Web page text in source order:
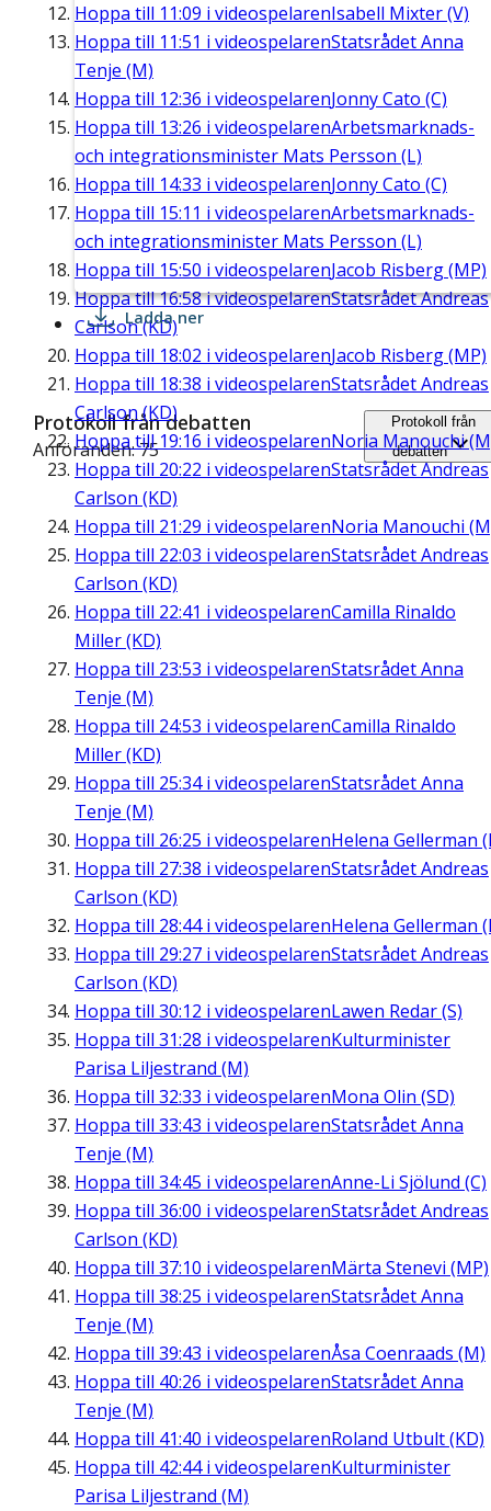
Hoppa till 11:09 i videospelarenIsabell Mixter (V)
Hoppa till 11:51 i videospelarenStatsrådet Anna
Tenje (M)
Hoppa till 12:36 i videospelarenJonny Cato (C)
Hoppa till 13:26 i videospelarenArbetsmarknads-
och integrationsminister Mats Persson (L)
Hoppa till 14:33 i videospelarenJonny Cato (C)
Hoppa till 15:11 i videospelarenArbetsmarknads-
och integrationsminister Mats Persson (L)
Hoppa till 15:50 i videospelarenJacob Risberg (MP)
Hoppa till16:58i videospelarenStatsrådet Andreas
Carlson (KD)
Hoppa till 18:02 i videospelarenJacob Risberg (MP)
Hoppa till 18:38 i videospelarenStatsrådet Andreas
Carlson (KD)
Hoppa till19:16 i videospelarenNoria Manouchi
Hoppa till 20:22 i videospelarenStatsrådet Andreas
Carlson (KD)
Hoppa till 21:29 i videospelarenNoria Manouchi
Hoppa till 22:03 i videospelarenStatsrådet Andreas
Carlson (KD)
Hoppa till 22:41 i videospelarenCamilla Rinaldo
Miller (KD)
Hoppa till 23:53 i videospelarenStatsrådet Anna
Tenje (M)
Hoppa till 24:53 i videospelarenCamilla Rinaldo
Miller (KD)
Hoppa till 25:34i videospelarenStatsrådet Anna
Tenje (M)
Hoppa till 26:25 i videospelarenHelena Gellerman
Hoppa till 27:38 i videospelarenStatsrådet Andreas
Carlson (KD)
Hoppa till 28:44i videospelarenHelena Gellerman
Hoppa till 29:27 i videospelarenStatsrådet Andreas
Carlson (KD)
Hoppa till 30:12 i videospelarenLawen Redar (S)
Hoppa till 31:28 i videospelarenKulturminister
Parisa Liljestrand (M)
Hoppa till 32:33 i videospelarenMona Olin (SD)
Hoppa till 33:43 i videospelarenStatsrådet Anna
Tenje (M)
Hoppa till 34:45 i videospelarenAnne-Li Sjölund (C)
Hoppa till 36:00 i videospelarenStatsrådet Andreas
Carlson (KD)
Hoppa till 37:10 i videospelarenMärta Stenevi (MP)
Hoppa till 38:25 i videospelarenStatsrådet Anna
Tenje (M)
Hoppa till 39:43 i videospelarenÅsa Coenraads (M)
Hoppa till 40:26 i videospelarenStatsrådet Anna
Tenje (M)
Hoppa till 41:40 i videospelarenRoland Utbult (KD)
Hoppa till 42:44i videospelarenKulturminister
Parisa Liljestrand (M)
Ladda ner
Protokoll från debatten
Anföranden: 75
Protokoll från
debatten